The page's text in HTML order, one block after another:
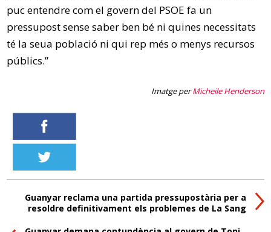
puc entendre com el govern del PSOE fa un
pressupost sense saber ben bé ni quines necessitats
té la seua població ni qui rep més o menys recursos
públics.”
Imatge perMicheile Henderson
Guanyar reclama una partida pressupostària per a
resoldre definitivament els problemes de La Sang